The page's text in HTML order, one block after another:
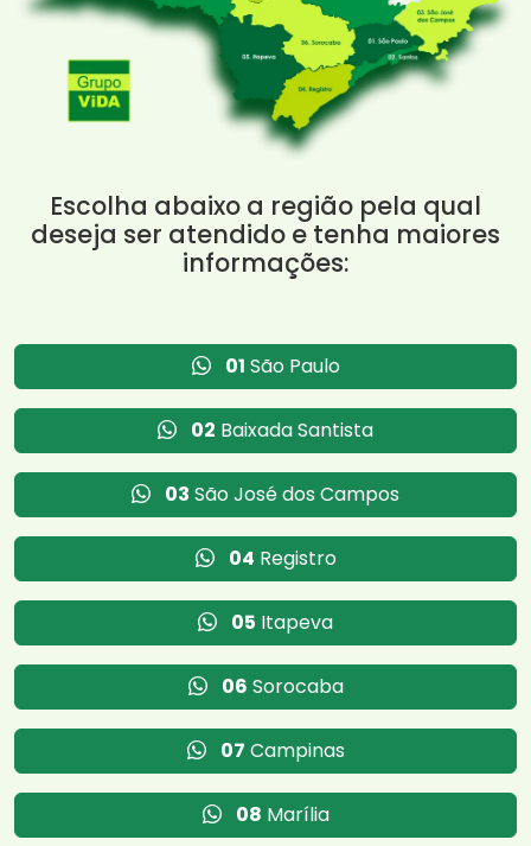
Escolha abaixo a região pela qual
deseja ser atendido e tenha maiores
informações:
01 São Paulo
02 Baixada Santista
03 São José dos Campos
04 Registro
05 Itapeva
06 Sorocaba
07 Campinas
08 Marília